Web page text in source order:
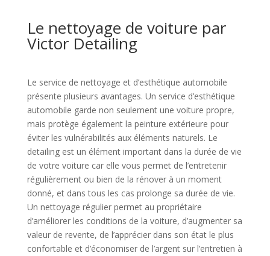
Le nettoyage de voiture par
Victor Detailing
Le service de nettoyage et d’esthétique automobile
présente plusieurs avantages. Un service d’esthétique
automobile garde non seulement une voiture propre,
mais protège également la peinture extérieure pour
éviter les vulnérabilités aux éléments naturels. Le
detailing est un élément important dans la durée de vie
de votre voiture car elle vous permet de l’entretenir
régulièrement ou bien de la rénover à un moment
donné, et dans tous les cas prolonge sa durée de vie.
Un nettoyage régulier permet au propriétaire
d’améliorer les conditions de la voiture, d’augmenter sa
valeur de revente, de l’apprécier dans son état le plus
confortable et d’économiser de l’argent sur l’entretien à